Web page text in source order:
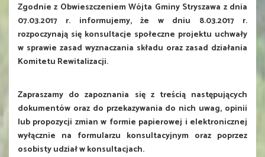
Zgodnie z Obwieszczeniem Wójta Gminy Stryszawa z dnia
07.03.2017 r. informujemy, że w dniu 8.03.2017 r.
rozpoczynają się konsultacje społeczne projektu uchwały
w sprawie zasad wyznaczania składu oraz zasad działania
Komitetu Rewitalizacji.
Zapraszamy do zapoznania się z treścią następujących
dokumentów oraz do przekazywania do nich uwag, opinii
lub propozycji zmian w formie papierowej i elektronicznej
wyłącznie na formularzu konsultacyjnym oraz poprzez
osobisty udział w konsultacjach.